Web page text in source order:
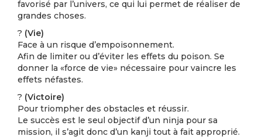
favorisé par l’univers, ce qui lui permet de réaliser de
grandes choses.
? (Vie)
Face à un risque d’empoisonnement.
Afin de limiter ou d’éviter les effets du poison. Se
donner la «force de vie» nécessaire pour vaincre les
effets néfastes.
? (Victoire)
Pour triompher des obstacles et réussir.
Le succès est le seul objectif d’un ninja pour sa
mission, il s’agit donc d’un kanji tout à fait approprié.